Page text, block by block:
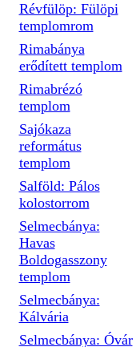
Révfülöp: Fülöpi
templomrom
Rimabánya
erődített templom
Rimabrézó
templom
Sajókaza
református
templom
Salföld: Pálos
kolostorrom
Selmecbánya:
Havas
Boldogasszony
templom
Selmecbánya:
Kálvária
Selmecbánya: Óvár